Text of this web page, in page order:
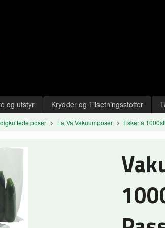
og utstyr Krydder og Tilsetningsstoffer
poser La.Va Vakuumposer Esker à